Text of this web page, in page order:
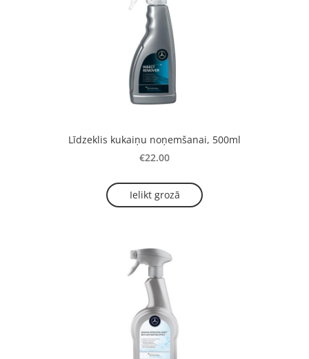
Līdzeklis kukaiņu noņemšanai, 500ml
€22.00
Ielikt grozā